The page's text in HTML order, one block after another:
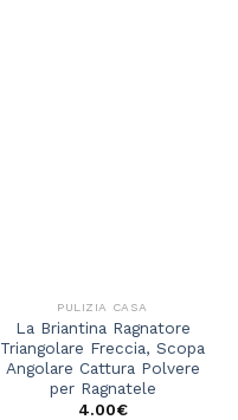
PULIZIA CASA
La Briantina Ragnatore
Triangolare Freccia, Scopa
Angolare Cattura Polvere
per Ragnatele
4.00€